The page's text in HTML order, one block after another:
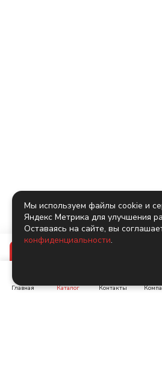
Главная Каталог Контакты
Мы используем файлы cookie и
Яндекс Метрика для улучшения
Оставаясь на сайте, вы
конфиденциальности.